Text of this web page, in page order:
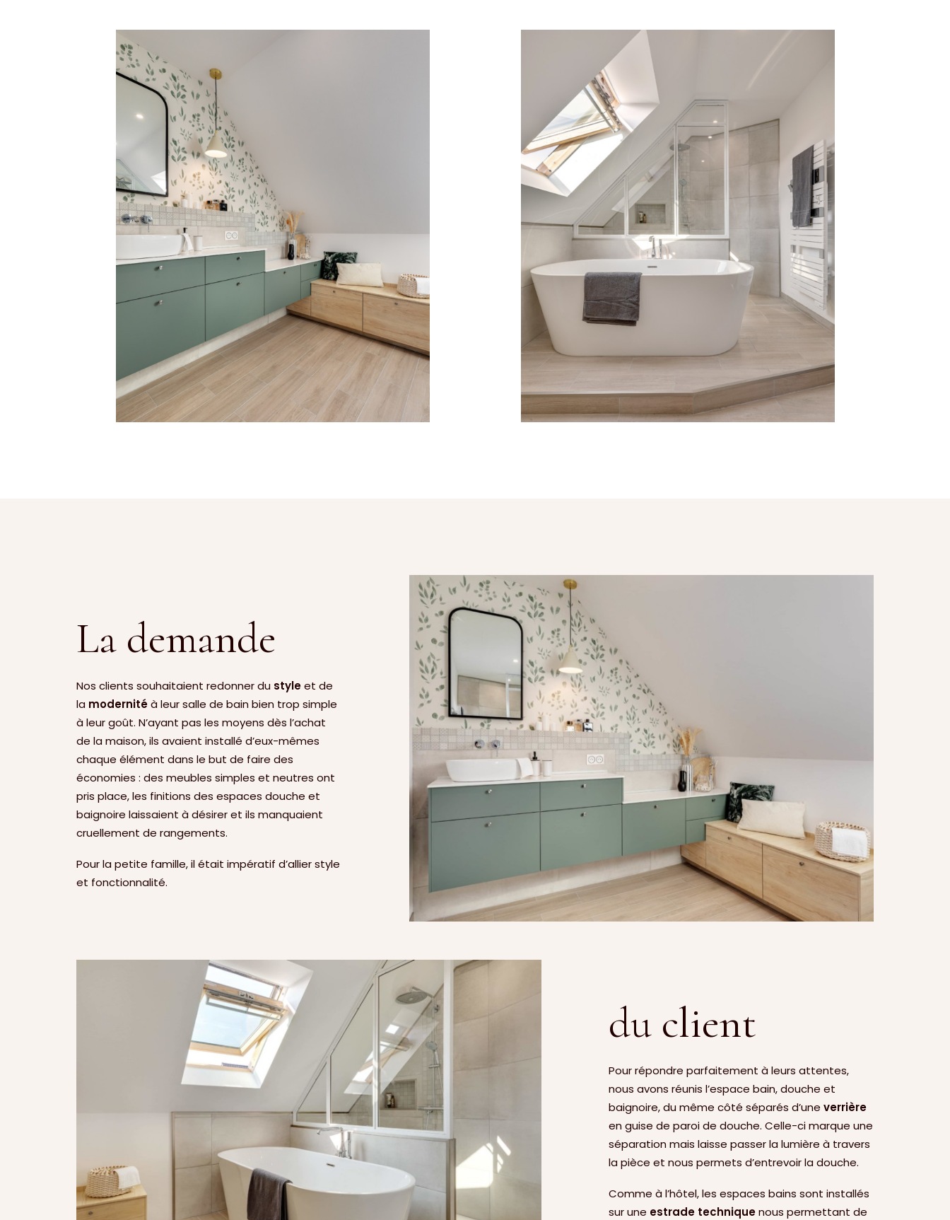
La demande
Nos clients souhaitaient redonner du styleet de
la modernitéà leur salle de bain bien trop simple
à leur goût. N’ayant pas les moyens dès l’achat
de la maison, ils avaient installé d’eux-mêmes
chaque élément dans le but de faire des
économies : des meubles simples et neutres ont
pris place, les finitions des espaces douche et
baignoire laissaient à désirer et ils manquaient
cruellement de rangements.
Pour la petite famille, il était impératif d’allier style
et fonctionnalité.
du client
Pour répondre parfaitement à leurs attentes,
nous avons réunis l’espace bain, douche et
baignoire, du même côté séparés d’une verrière
en guise de paroi de douche. Celle-ci marque une
séparation mais laisse passer la lumière à travers
la pièce et nous permets d’entrevoir la douche.
Comme à l’hôtel, les espaces bains sont installés
sur une estrade techniquenous permettant de